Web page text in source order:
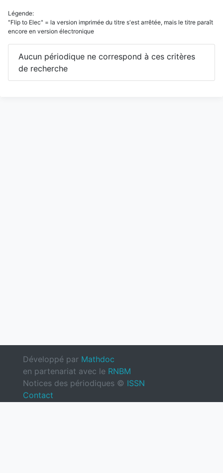
Légende:
"Flip to Elec" = la version imprimée du titre s'est arrêtée, mais le titre paraît
encore en version électronique
Aucun périodique ne correspond à ces critères
de recherche
Développé par Mathdoc
en partenariat avec le RNBM
Notices des périodiques © ISSN
Contact